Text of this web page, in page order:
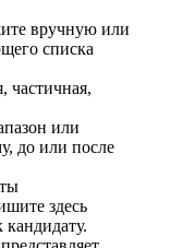
вручную или
списка
частичная,
или
до или после
здесь
кандидату.